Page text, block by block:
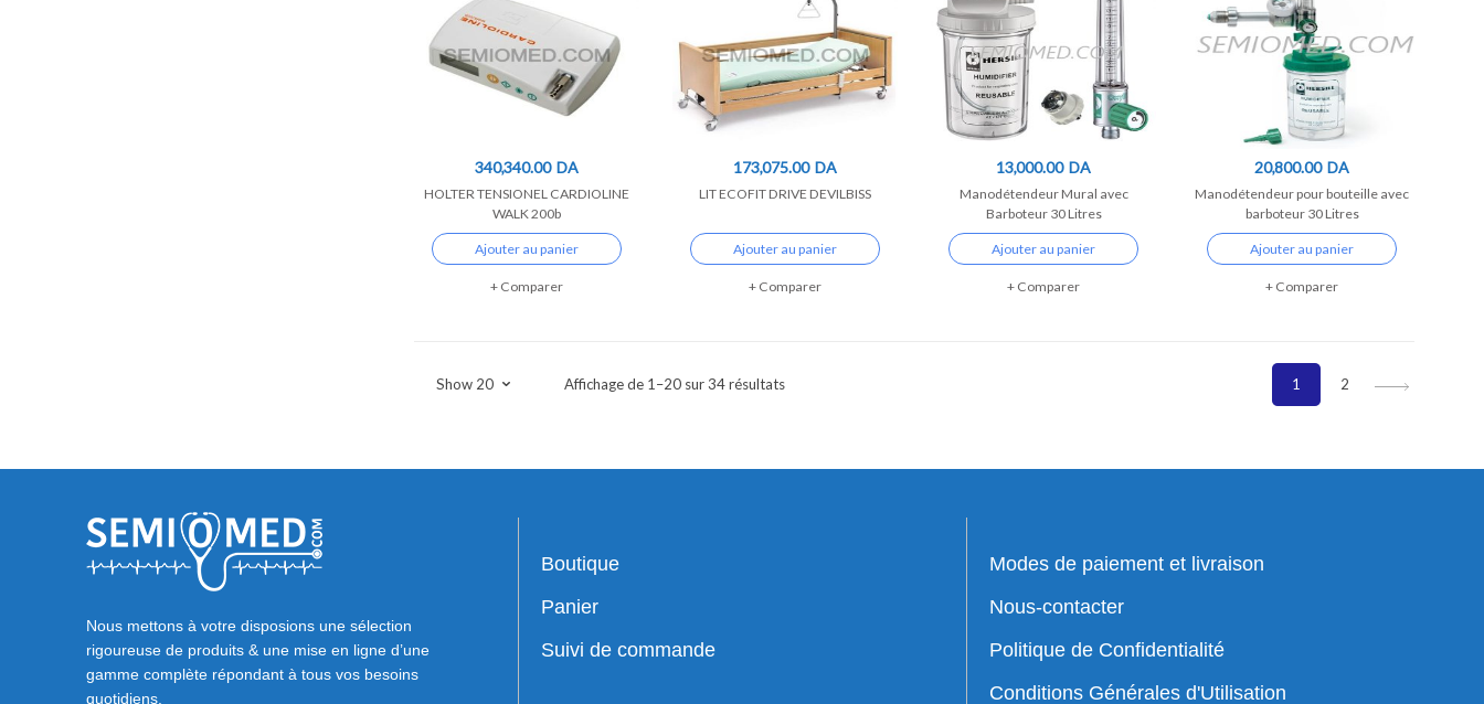
340,340.00 DA
HOLTER TENSIONEL CARDIOLINE
WALK 200b
Ajouter au panier
Comparer
173,075.00 DA
LIT ECOFIT DRIVE DEVILBISS
Ajouter au panier
Comparer
13,000.00 DA
Manodétendeur Mural avec
Barboteur 30 Litres
Ajouter au panier
Comparer
20,800.00 DA
Manodétendeur pour bouteille avec
barboteur 30 Litres
Ajouter au panier
Comparer
Affichage de 1–20 sur 34 résultats 1 2
Nous mettons à votre disposions une sélection
rigoureuse de produits & une mise en ligne d’une
gamme complète répondant à tous vos besoins
quotidiens.
Boutique
Panier
Suivi de commande
Modes de paiement et livraison
Nous-contacter
Politique de Confidentialité
Conditions Générales d'Utilisation